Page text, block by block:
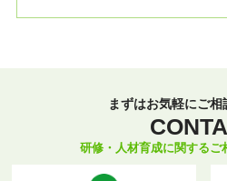
まずはお気軽にご相
研修・人材育成に関するご